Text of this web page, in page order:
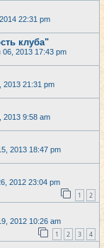
22:31 pm
клуба"
06, 2013 17:43 pm
2013 21:31 pm
9:58 am
2013 18:47 pm
2012 23:04 pm
1 2
2012 10:26 am
1 2 3 4